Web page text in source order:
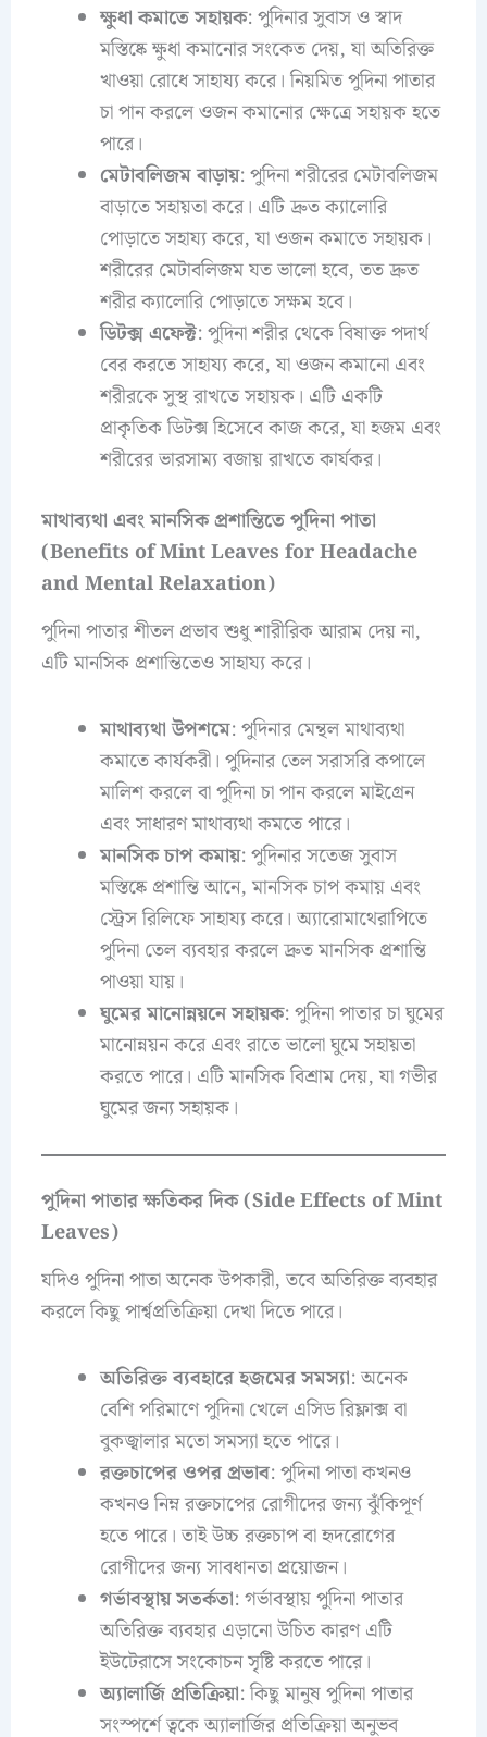
ক্ষুধা কমাতে সহায়ক: পুদিনার সুবাস ও স্বাদ
মস্তিষ্কে ক্ষুধা কমানোর সংকেত দেয়, যা অতিরিক্ত
খাওয়া রোধে সাহায্য করে। নিয়মিত পুদিনা পাতার
চা পান করলে ওজন কমানোর ক্ষেত্রে সহায়ক হতে
পারে।
মেটাবলিজম বাড়ায়: পুদিনা শরীরের মেটাবলিজম
বাড়াতে সহায়তা করে। এটি দ্রুত ক্যালোরি
পোড়াতে সহায্য করে, যা ওজন কমাতে সহায়ক।
শরীরের মেটাবলিজম যত ভালো হবে, তত দ্রুত
শরীর ক্যালোরি পোড়াতে সক্ষম হবে।
ডিটক্স এফেক্ট: পুদিনা শরীর থেকে বিষাক্ত পদার্থ
বের করতে সাহায্য করে, যা ওজন কমানো এবং
শরীরকে সুস্থ রাখতে সহায়ক। এটি একটি
প্রাকৃতিক ডিটক্স হিসেবে কাজ করে, যা হজম এবং
শরীরের ভারসাম্য বজায় রাখতে কার্যকর।
মাথাব্যথা এবং মানসিক প্রশান্তিতে পুদিনা পাতা
(Benefits of Mint Leaves for Headache
and Mental Relaxation)
পুদিনা পাতার শীতল প্রভাব শুধু শারীরিক আরাম দেয় না,
এটি মানসিক প্রশান্তিতেও সাহায্য করে।
মাথাব্যথা উপশমে: পুদিনার মেন্থল মাথাব্যথা
কমাতে কার্যকরী। পুদিনার তেল সরাসরি কপালে
মালিশ করলে বা পুদিনা চা পান করলে মাইগ্রেন
এবং সাধারণ মাথাব্যথা কমতে পারে।
মানসিক চাপ কমায়: পুদিনার সতেজ সুবাস
মস্তিষ্কে প্রশান্তি আনে, মানসিক চাপ কমায় এবং
স্ট্রেস রিলিফে সাহায্য করে। অ্যারোমাথেরাপিতে
পুদিনা তেল ব্যবহার করলে দ্রুত মানসিক প্রশান্তি
পাওয়া যায়।
ঘুমের মানোন্নয়নে সহায়ক: পুদিনা পাতার চা ঘুমের
মানোন্নয়ন করে এবং রাতে ভালো ঘুমে সহায়তা
করতে পারে। এটি মানসিক বিশ্রাম দেয়, যা গভীর
ঘুমের জন্য সহায়ক।
পুদিনা পাতার ক্ষতিকর দিক (Side Effects of Mint
Leaves)
যদিও পুদিনা পাতা অনেক উপকারী, তবে অতিরিক্ত ব্যবহার
করলে কিছু পার্শ্বপ্রতিক্রিয়া দেখা দিতে পারে।
অতিরিক্ত ব্যবহারে হজমের সমস্যা: অনেক
বেশি পরিমাণে পুদিনা খেলে এসিড রিফ্লাক্স বা
বুকজ্বালার মতো সমস্যা হতে পারে।
রক্তচাপের ওপর প্রভাব: পুদিনা পাতা কখনও
কখনও নিম্ন রক্তচাপের রোগীদের জন্য ঝুঁকিপূর্ণ
হতে পারে। তাই উচ্চ রক্তচাপ বা হৃদরোগের
রোগীদের জন্য সাবধানতা প্রয়োজন।
গর্ভাবস্থায় সতর্কতা: গর্ভাবস্থায় পুদিনা পাতার
অতিরিক্ত ব্যবহার এড়ানো উচিত কারণ এটি
ইউটেরাসে সংকোচন সৃষ্টি করতে পারে।
অ্যালার্জি প্রতিক্রিয়া: কিছু মানুষ পুদিনা পাতার
সংস্পর্শে ত্বকে অ্যালার্জির প্রতিক্রিয়া অনুভব